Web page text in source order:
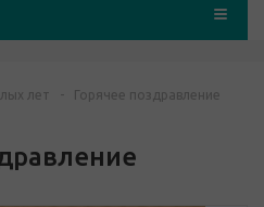
лет - Горячее поздравление